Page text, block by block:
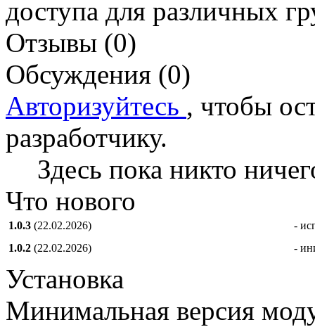
доступа для различных
Отзывы (0)
Обсуждения (0)
Авторизуйтесь , чтобы
разработчику.
Здесь пока никто
Что нового
1.0.3 (22.02.2026)
-
1.0.2 (22.02.2026) -
Установка
Минимальная версия